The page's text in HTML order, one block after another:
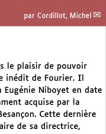
par Cordillot, Michel
le plaisir de pouvoir
inédit de Fourier. Il
Eugénie Niboyet en date
acquise par la
Cette dernière
de sa directrice,